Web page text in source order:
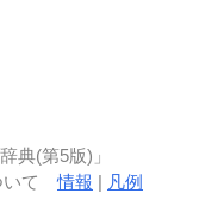
典(第5版)」
いて情報 | 凡例